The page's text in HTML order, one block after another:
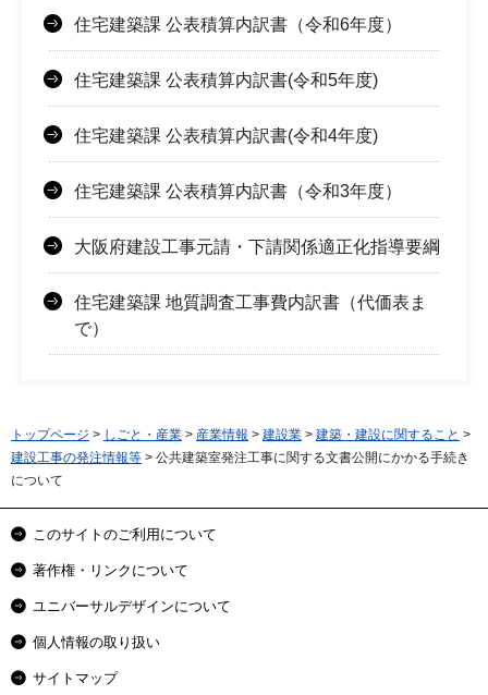
住宅建築課 公表積算内訳書（令和6年度）
住宅建築課 公表積算内訳書(令和5年度)
住宅建築課 公表積算内訳書(令和4年度)
住宅建築課 公表積算内訳書（令和3年度）
大阪府建設工事元請・下請関係適正化指導要綱
住宅建築課 地質調査工事費内訳書（代価表ま
で）
トップページ > しごと・産業 > 産業情報 > 建設業 > 建築・建設に関すること >
建設工事の発注情報等 > 公共建築室発注工事に関する文書公開にかかる手続き
について
このサイトのご利用について
著作権・リンクについて
ユニバーサルデザインについて
個人情報の取り扱い
サイトマップ